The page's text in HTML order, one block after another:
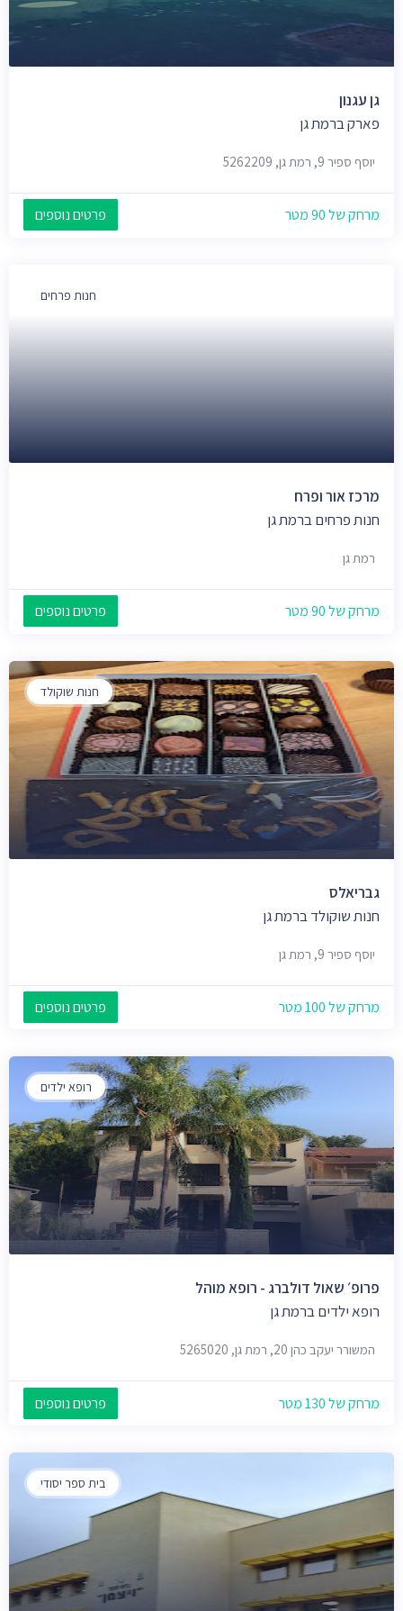
גן עגנון
פארק ברמת גן
יוסף ספיר 9, רמת גן, 5262209
מרחק של 90 מטר פרטים נוספים
חנות פרחים
מרכז אור ופרח
חנות פרחים ברמת גן
רמת גן
מרחק של 90 מטר פרטים נוספים
חנות שוקולד
גבריאלס
חנות שוקולד ברמת גן
יוסף ספיר 9, רמת גן
מרחק של 100 מטר פרטים נוספים
רופא ילדים
פרופ׳ שאול דולברג - רופא מוהל
רופא ילדים ברמת גן
המשורר יעקב כהן 20, רמת גן, 5265020
מרחק של 130 מטר פרטים נוספים
בית ספר יסודי